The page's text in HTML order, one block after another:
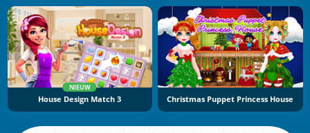
NIEUW
House Design Match 3 Christmas Puppet Princess House